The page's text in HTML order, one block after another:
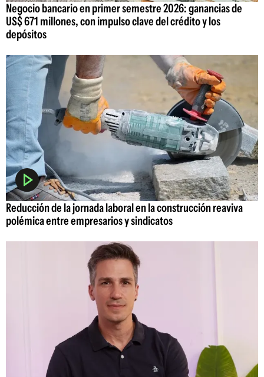
Negocio bancario en primer semestre 2026: ganancias de
US$ 671 millones, con impulso clave del crédito y los
depósitos
Reducción de la jornada laboral en la construcción reaviva
polémica entre empresarios y sindicatos